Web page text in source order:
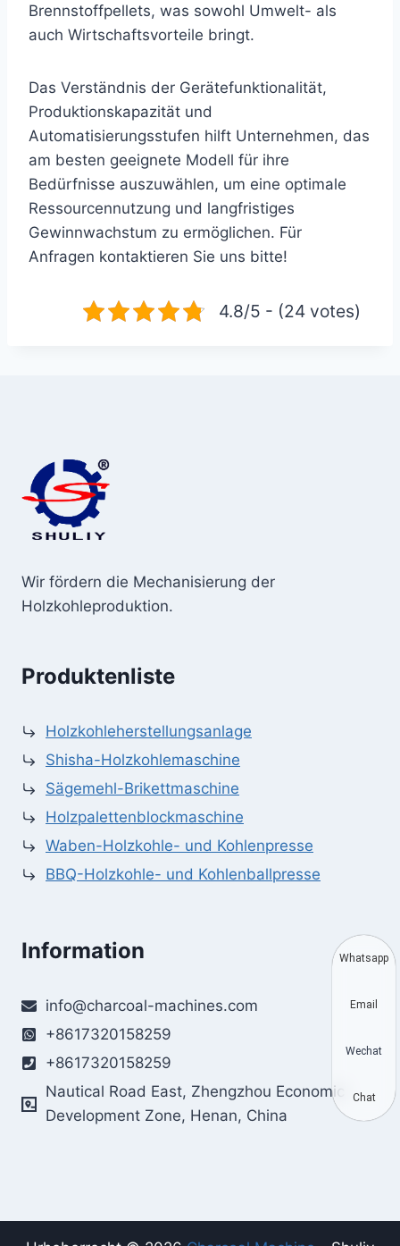
Brennstoffpellets, was sowohl Umwelt- als
auch Wirtschaftsvorteile bringt.
Das Verständnis der Gerätefunktionalität,
Produktionskapazität und
Automatisierungsstufen hilft Unternehmen, das
am besten geeignete Modell für ihre
Bedürfnisse auszuwählen, um eine optimale
Ressourcennutzung und langfristiges
Gewinnwachstum zu ermöglichen. Für
Anfragen kontaktieren Sie uns bitte!
4.8/5 - (24 votes)
Wir fördern die Mechanisierung der
Holzkohleproduktion.
Produktenliste
Holzkohleherstellungsanlage
Shisha-Holzkohlemaschine
Sägemehl-Brikettmaschine
Holzpalettenblockmaschine
Waben-Holzkohle- und Kohlenpresse
BBQ-Holzkohle- und Kohlenballpresse
Information
info@charcoal-machines.com
+8617320158259
+8617320158259
Nautical Road East, Zhengzhou Economic
Development Zone, Henan, China
Whatsapp
Email
Wechat
Chat